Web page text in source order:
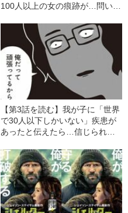
100人以上の女の痕跡が…問い詰
【第3話を読む】我が子に「世界
で30人以下しかいない」疾患が
あったと伝えたら…信じられな
にこの人…」